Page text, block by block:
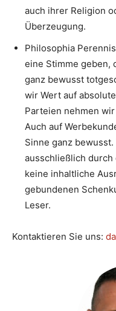
auch ihrer Religion
Überzeugung.
Philosophia
eine Stimme geben,
ganz bewusst
wir Wert auf
Parteien nehmen
Auch auf
Sinne ganz
ausschließlich
keine inhaltliche
gebundenen
Leser.
Kontaktieren Sie uns: